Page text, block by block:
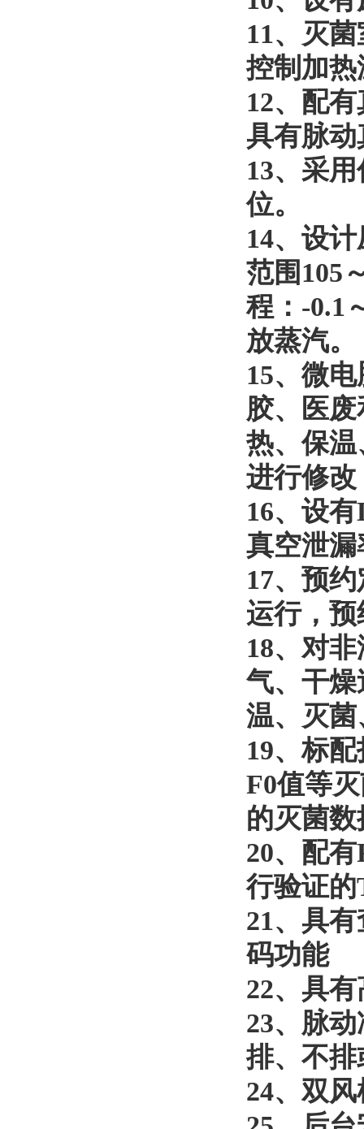
11、
灭
控制加
12、 配有
具有脉
13、 采用
位。
14、 设计
范围105
程：-0.1
放蒸汽。
15、 微电
胶、医
热、保
进行修
16、 设有
真空泄
17、 预约
运行，
18、 对非
气、干
温、灭
19、标配
F0值等
的灭菌
20、 配有
行验证
21、 具
码功能
22、 具
23、 脉
排、不
24、 双风